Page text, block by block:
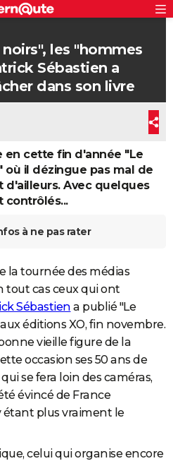
les "hommes
Sébastien a
dans son livre
en cette fin d'année "Le
où il dézingue pas mal de
d'ailleurs. Avec quelques
contrôlés...
à ne pas rater
la tournée des médias
tout cas ceux qui ont
Sébastien a publié "Le
éditions XO, fin novembre.
vieille figure de la
occasion ses 50 ans de
se fera loin des caméras,
évincé de France
étant plus vraiment le
celui qui organise encore